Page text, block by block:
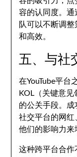
容的认同度。通
队可以不断调
和高效。
五、与社
在YouTube平台
KOL（关键意
的公关手段。成
社交平台的网红
他们的影响力来
这种跨平台合作